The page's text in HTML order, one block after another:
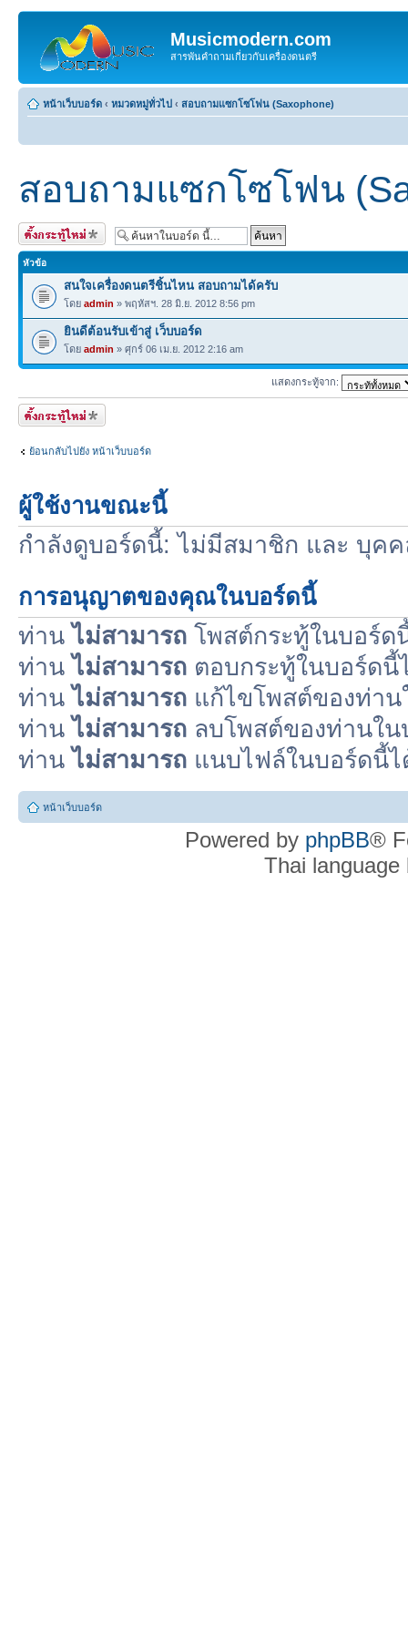
Musicmodern.com
สารพันคำถามเกี่ยวกับเครื่องดนตรี
หน้าเว็บบอร์ด ‹ หมวดหมู่ทั่วไป ‹ สอบถามแซกโซโฟน (Saxophone)
สอบถามแซกโซโฟน
ตั้งกระทู้ใหม่
หัวข้อ
สนใจเครื่องดนตรีชิ้นไหน สอบถามได้ครับ
โดย admin » พฤหัสฯ. 28 มิ.ย. 2012 8:56 pm
ยินดีต้อนรับเข้าสู่ เว็บบอร์ด
โดย admin » ศุกร์ 06 เม.ย. 2012 2:16 am
แสดงกระทู้จาก:
ตั้งกระทู้ใหม่
ย้อนกลับไปยัง หน้าเว็บบอร์ด
ผู้ใช้งานขณะนี้
กำลังดูบอร์ดนี้: ไม่มีสมาชิก และ บุค
การอนุญาตของคุณในบอร์ดนี้
ท่านไม่สามารถ โพสต์กระทู้ในบอร์ด
ท่านไม่สามารถ ตอบกระทู้ในบอร์ดนี้
ท่านไม่สามารถ แก้ไขโพสต์ของท่า
ท่านไม่สามารถ ลบโพสต์ของท่านใ
ท่านไม่สามารถ แนบไฟล์ในบอร์ดนี้ไ
หน้าเว็บบอร์ด
Powered by phpBB®
Thai